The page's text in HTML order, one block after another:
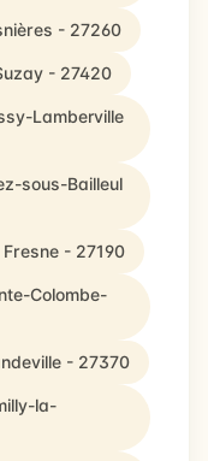
- 27260
- 27420
Lamberville
sous-Bailleul
- 27190
Colombe-
- 27370
la-